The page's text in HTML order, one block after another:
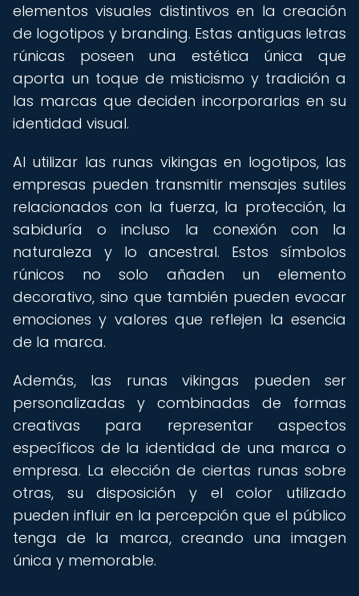
elementos visuales distintivos en la creación
de logotipos y branding. Estas antiguas letras
rúnicas poseen una estética única que
aporta un toque de misticismo y tradición a
las marcas que deciden incorporarlas en su
identidad visual.
Al utilizar las runas vikingas en logotipos, las
empresas pueden transmitir mensajes sutiles
relacionados con la fuerza, la protección, la
sabiduría o incluso la conexión con la
naturaleza y lo ancestral. Estos símbolos
rúnicos no solo añaden un elemento
decorativo, sino que también pueden evocar
emociones y valores que reflejen la esencia
de la marca.
Además, las runas vikingas pueden ser
personalizadas y combinadas de formas
creativas para representar aspectos
específicos de la identidad de una marca o
empresa. La elección de ciertas runas sobre
otras, su disposición y el color utilizado
pueden influir en la percepción que el público
tenga de la marca, creando una imagen
única y memorable.